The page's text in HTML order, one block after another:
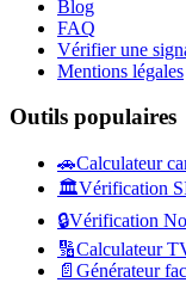
Blog
FAQ
Vérifier une
Mentions légales
Outils populaires
🚗Calculateur
🏛️Vérification
🔒Vérification
🔢Calculateur
📄 Générateur